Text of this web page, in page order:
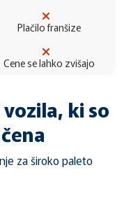
Plačilo franšize
Cene se lahko zvišajo
ki so
za široko paleto